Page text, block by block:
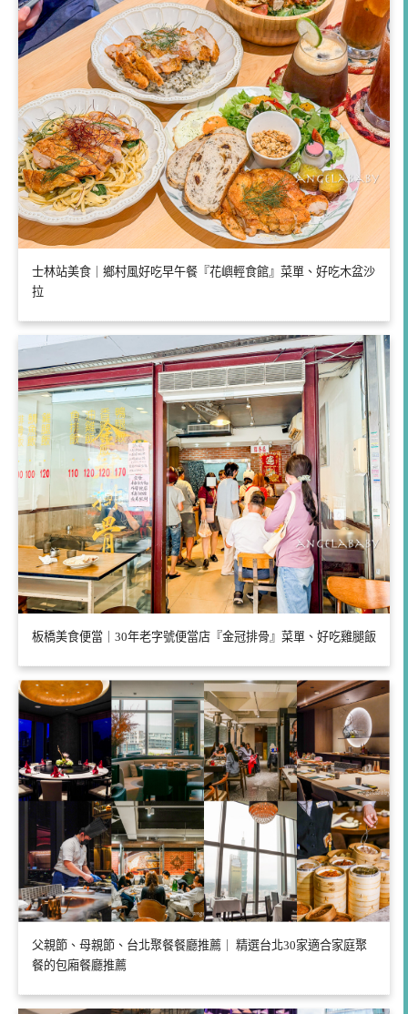
士林站美食｜鄉村風好吃早午餐『花嶼輕食館』菜單、好吃木盆沙
拉
板橋美食便當｜30年老字號便當店『金冠排骨』菜單、好吃雞腿飯
父親節、母親節、台北聚餐餐廳推薦｜ 精選台北30家適合家庭聚
餐的包廂餐廳推薦